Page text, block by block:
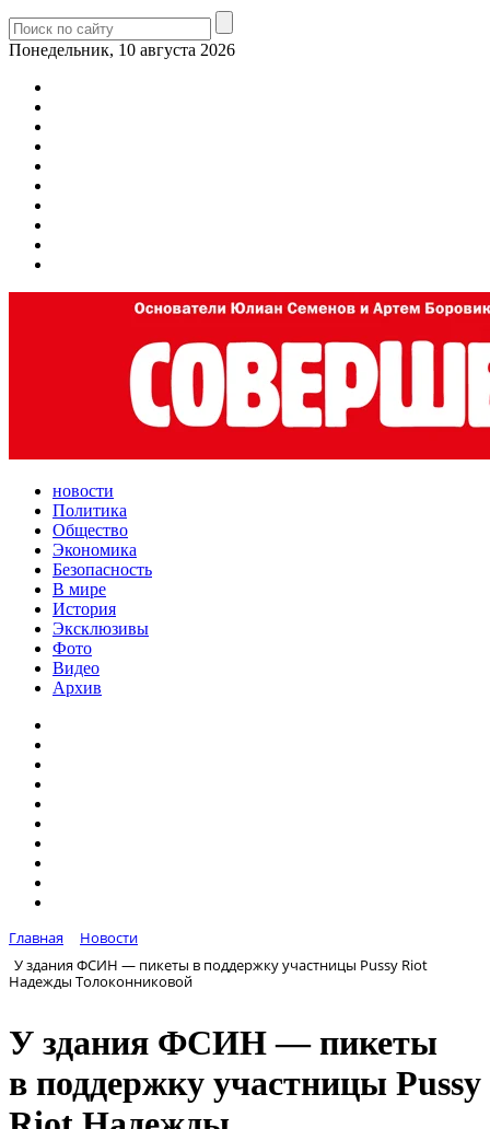
Понедельник, 10 августа 2026
новости
Политика
Общество
Экономика
Безопасность
В мире
История
Эксклюзивы
Фото
Видео
Архив
Главная
Новости
У здания ФСИН — пикеты в поддержку участницы Pussy Riot
Надежды Толоконниковой
У здания ФСИН — пикеты
в поддержку участницы Pussy